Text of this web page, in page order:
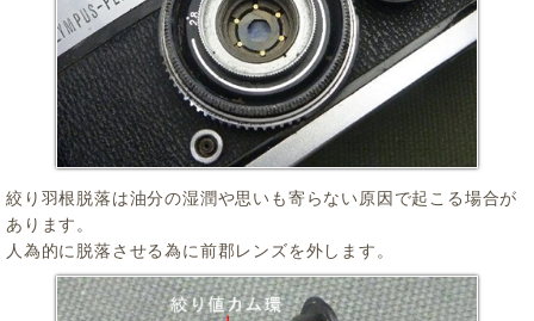
絞り羽根脱落は油分の湿潤や思いも寄らない原因で起こる場合が
あります。
人為的に脱落させる為に前郡レンズを外します。